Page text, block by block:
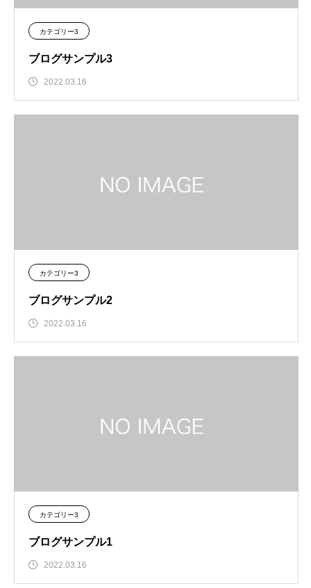
カテゴリー3
ブログサンプル3
2022.03.16
カテゴリー3
ブログサンプル2
2022.03.16
カテゴリー3
ブログサンプル1
2022.03.16